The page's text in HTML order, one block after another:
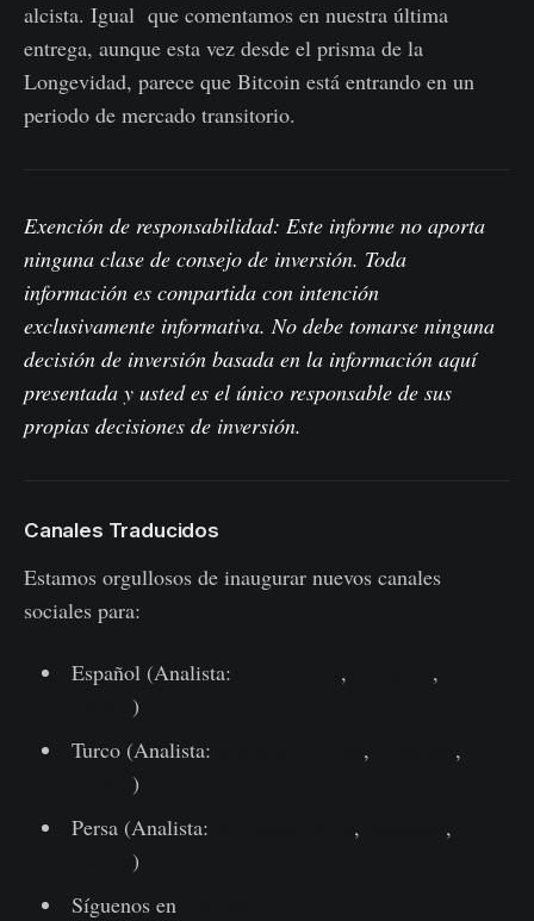
alcista. Igual que comentamos en nuestra última
entrega, aunque esta vez desde el prisma de la
Longevidad, parece que Bitcoin está entrando en un
periodo de mercado transitorio.
Exención de responsabilidad: Este informe no aporta
ninguna clase de consejo de inversión. Toda
información es compartida con intención
exclusivamente informativa. No debe tomarse ninguna
decisión de inversión basada en la información aquí
presentada y usted es el único responsable de sus
propias decisiones de inversión.
Canales Traducidos
Estamos orgullosos de inaugurar nuevos canales
sociales para:
Español (Analista: ,
,
)
Turco (Analista:
,
,
)
Persa (Analista:
,
,
)
Síguenos en